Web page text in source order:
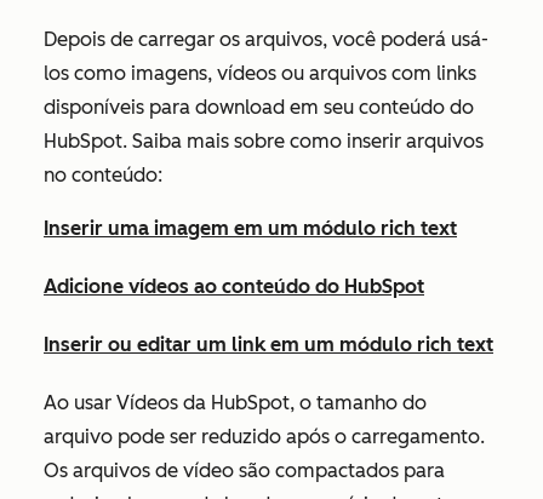
Depois de carregar os arquivos, você poderá usá-
los como imagens, vídeos ou arquivos com links
disponíveis para download em seu conteúdo do
HubSpot. Saiba mais sobre como inserir arquivos
no conteúdo:
Inserir uma imagem em um módulo rich text
Adicione vídeos ao conteúdo do HubSpot
Inserir ou editar um link em um módulo rich text
Ao usar Vídeos da HubSpot, o tamanho do
arquivo pode ser reduzido após o carregamento.
Os arquivos de vídeo são compactados para